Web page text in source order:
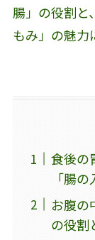
腸」の役割と
もみ」の魅力
食後の
「腸
お腹の
の役割